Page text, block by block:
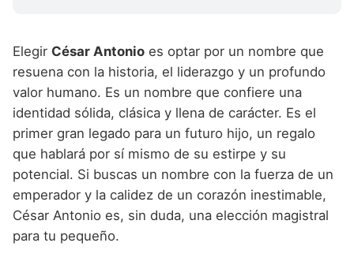
Elegir César Antonio es optar por un nombre que
resuena con la historia, el liderazgo y un profundo
valor humano. Es un nombre que confiere una
identidad sólida, clásica y llena de carácter. Es el
primer gran legado para un futuro hijo, un regalo
que hablará por sí mismo de su estirpe y su
potencial. Si buscas un nombre con la fuerza de un
emperador y la calidez de un corazón inestimable,
César Antonio es, sin duda, una elección magistral
para tu pequeño.